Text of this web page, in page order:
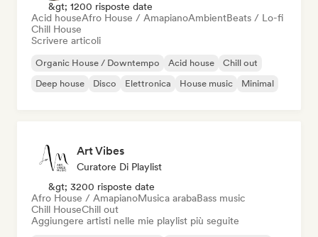
&gt; 1200 risposte date
Acid houseAfro House / AmapianoAmbientBeats / Lo-fi
Chill House
Scrivere articoli
Organic House / Downtempo Acid house
Chill out
Deep house
Disco Elettronica House music Minimal
Art Vibes
Curatore Di Playlist
&gt; 3200 risposte date
Afro House / AmapianoMusica arabaBass music
Chill HouseChill out
Aggiungere artisti nelle mie playlist più seguite